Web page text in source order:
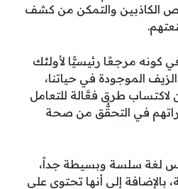
الكاذبين والتمكن من كشف
كونه مرجعًا رئيسيًّا لأولئك
الموجودة في حياتنا،
طرق فعَّالة للتعامل
في التحقُّق من صحة
لغة سلسة وبسيطة جداً،
بالإضافة إلى أنها تحتوي على